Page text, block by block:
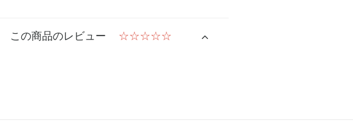
この商品のレビュー ☆☆☆☆☆